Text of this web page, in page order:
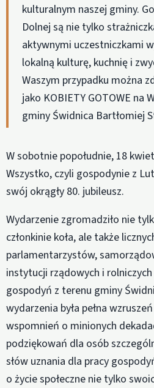
kulturalnym naszej gminy.
Dolnej są nie tylko
aktywnymi uczestniczkami
lokalną kulturę, kuchnię i
Waszym przypadku można
jako KOBIETY GOTOWE na
gminy Świdnica Bartłomiej
W sobotnie popołudnie, 18
Wszystko, czyli gospodynie z
swój okrągły 80. jubileusz.
Wydarzenie zgromadziło nie
członkinie koła, ale także
parlamentarzystów,
instytucji rządowych i
gospodyń z terenu gminy
wydarzenia była pełna
wspomnień o minionych
podziękowań dla osób
słów uznania dla pracy
o życie społeczne nie tylko